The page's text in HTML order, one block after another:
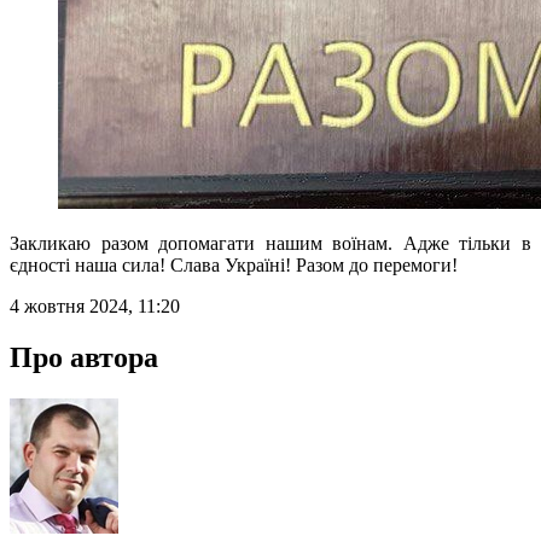
Закликаю разом допомагати нашим воїнам. Адже тільки в
єдності наша сила! Слава Україні! Разом до перемоги!
4 жовтня 2024, 11:20
Про автора